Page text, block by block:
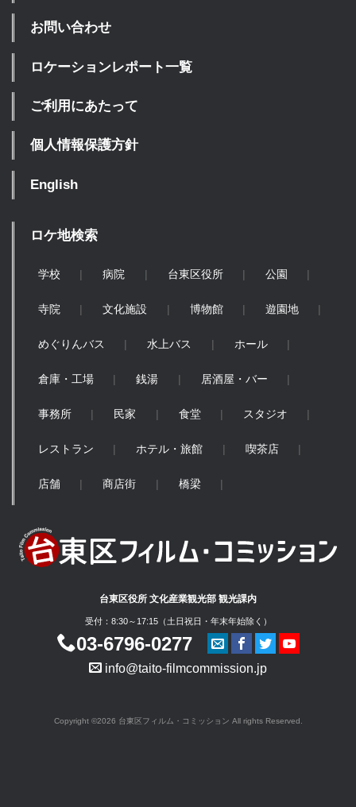
お問い合わせ
ロケーションレポート一覧
ご利用にあたって
個人情報保護方針
English
ロケ地検索
学校 病院 台東区役所 公園
寺院 文化施設 博物館 遊園地
めぐりんバス 水上バス ホール
倉庫・工場 銭湯 居酒屋・バー
事務所 民家 食堂 スタジオ
レストラン ホテル・旅館 喫茶店
店舗 商店街 橋梁
台東区役所 文化産業観光部 観光課内
受付：8:30～17:15（土日祝日・年末年始除く）
03-6796-0277
info@taito-filmcommission.jp
Copyright ©2026 台東区フィルム・コミッション All rights Reserved.